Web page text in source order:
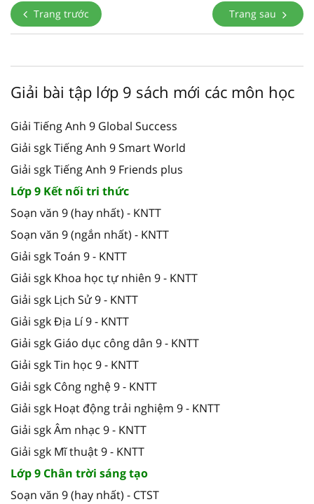
Trang trước Trang sau
Giải bài tập lớp 9 sách mới các môn học
Giải Tiếng Anh 9 Global Success
Giải sgk Tiếng Anh 9 Smart World
Giải sgk Tiếng Anh 9 Friends plus
Lớp 9 Kết nối tri thức
Soạn văn 9 (hay nhất) - KNTT
Soạn văn 9 (ngắn nhất) - KNTT
Giải sgk Toán 9 - KNTT
Giải sgk Khoa học tự nhiên 9 - KNTT
Giải sgk Lịch Sử 9 - KNTT
Giải sgk Địa Lí 9 - KNTT
Giải sgk Giáo dục công dân 9 - KNTT
Giải sgk Tin học 9 - KNTT
Giải sgk Công nghệ 9 - KNTT
Giải sgk Hoạt động trải nghiệm 9 - KNTT
Giải sgk Âm nhạc 9 - KNTT
Giải sgk Mĩ thuật 9 - KNTT
Lớp 9 Chân trời sáng tạo
Soạn văn 9 (hay nhất) - CTST